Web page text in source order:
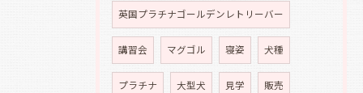
英国プラチナゴールデンレトリーバー
講習会 マグゴル 寝姿 犬種
プラチナ 大型犬 見学 販売